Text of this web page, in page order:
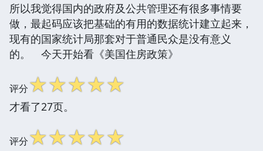
所以我觉得国内的政府及公共管理还有很多事情要
做，最起码应该把基础的有用的数据统计建立起来，
现有的国家统计局那套对于普通民众是没有意义
的。 今天开始看《美国住房政策》
评分☆☆☆☆☆
才看了27页。
评分☆☆☆☆☆